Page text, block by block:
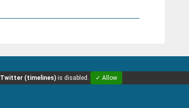
Twitter (timelines)is disabled. ✓ Allow